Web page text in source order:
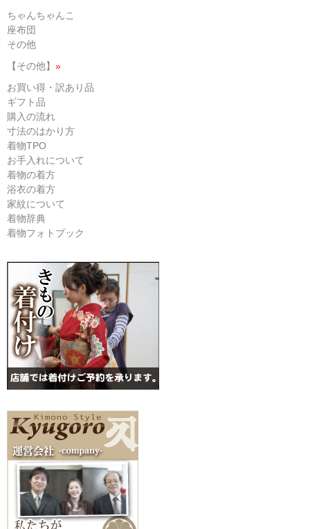
ちゃんちゃんこ
座布団
その他
【その他】 »
お買い得・訳あり品
ギフト品
購入の流れ
寸法のはかり方
着物TPO
お手入れについて
着物の着方
浴衣の着方
家紋について
着物辞典
着物フォトブック